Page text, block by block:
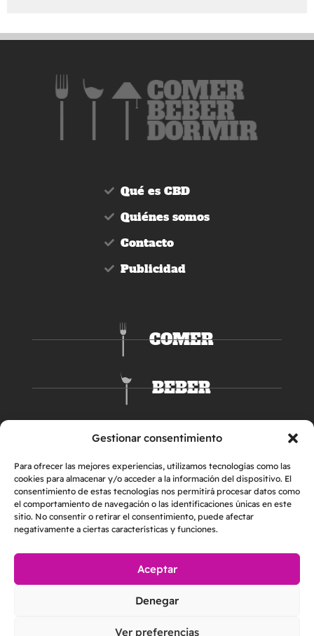
Gestionar consentimiento
Para ofrecer las mejores experiencias, utilizamos tecnologías como las
cookies para almacenar y/o acceder a la información del dispositivo. El
consentimiento de estas tecnologías nos permitirá procesar datos como
el comportamiento de navegación o las identificaciones únicas en este
sitio. No consentir o retirar el consentimiento, puede afectar
negativamente a ciertas características y funciones.
Aceptar
Denegar
Ver preferencias
Qué es CBD
Quiénes somos
Contacto
Publicidad
COMER
BEBER
DORMIR
2026 © Helper & Friends S.L. | Todos los derechos reservados